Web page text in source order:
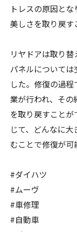
トレスの原因と
美しさを取り戻す
リヤドアは取り
パネルについて
した。修復の過
業が行われ、そ
を取り戻すこと
じて、どんなに
むことで修復が可
#ダイハツ
#ムーヴ
#車修理
#自動車